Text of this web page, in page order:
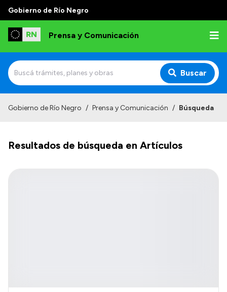
Gobierno de Río Negro
Prensa y Comunicación
Buscar
Autoridades
Gobierno de Río Negro / Prensa y Comunicación / Búsqueda
Resultados de búsqueda en Artículos